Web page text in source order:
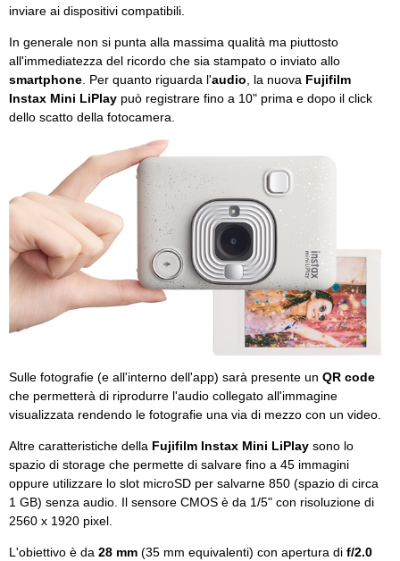
inviare ai dispositivi compatibili.
In generale non si punta alla massima qualità ma piuttosto
all'immediatezza del ricordo che sia stampato o inviato allo
smartphone . Per quanto riguarda l'audio , la nuova Fujifilm
Instax Mini LiPlay può registrare fino a 10" prima e dopo il click
dello scatto della fotocamera.
Sulle fotografie (e all'interno dell'app) sarà presente un QR code
che permetterà di riprodurre l'audio collegato all'immagine
visualizzata rendendo le fotografie una via di mezzo con un video.
Altre caratteristiche della Fujifilm Instax Mini LiPlay sono lo
spazio di storage che permette di salvare fino a 45 immagini
oppure utilizzare lo slot microSD per salvarne 850 (spazio di circa
1 GB) senza audio. Il sensore CMOS è da 1/5" con risoluzione di
2560 x 1920 pixel.
L'obiettivo è da 28 mm (35 mm equivalenti) con apertura di f/2.0